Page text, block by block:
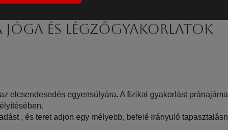
jóga és légzőgyakorlatok
elcsendesedés egyensúlyára. A fizikai gyakorlást
, és teret adjon egy mélyebb, befelé irányuló